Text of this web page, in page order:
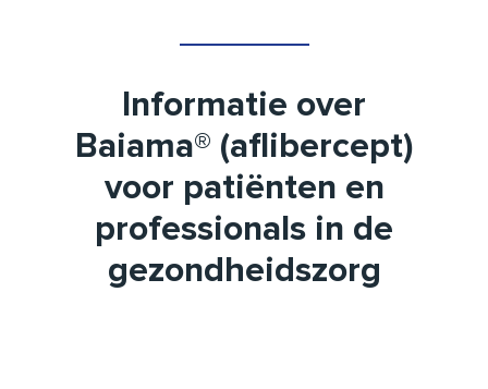
Informatie over
Baiama® (aflibercept)
voor patiënten en
professionals in de
gezondheidszorg